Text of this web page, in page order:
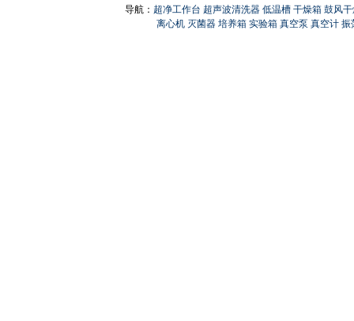
导航： 超净工作台 超声波清洗器 低温槽 干燥箱 鼓风
离心机 灭菌器 培养箱 实验箱 真空泵 真空计 振